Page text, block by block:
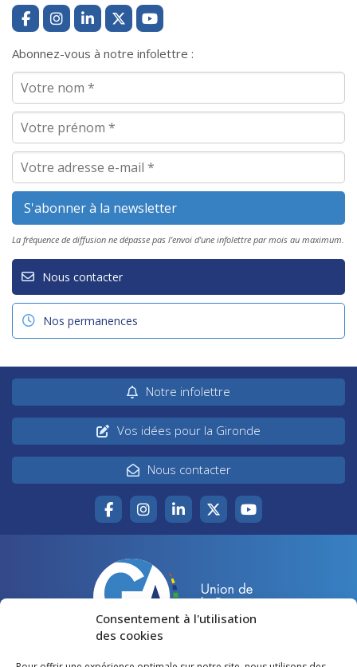
Consentement à l'utilisation
des cookies
Abonnez-vous à notre infolettre :
La fréquence de diffusion ne dépasse pas l'envoi d'une infolettre par mois au maximum.
Nous contacter
Nos permanences
Notre infolettre
Vos idées pour la Gironde
Nous contacter